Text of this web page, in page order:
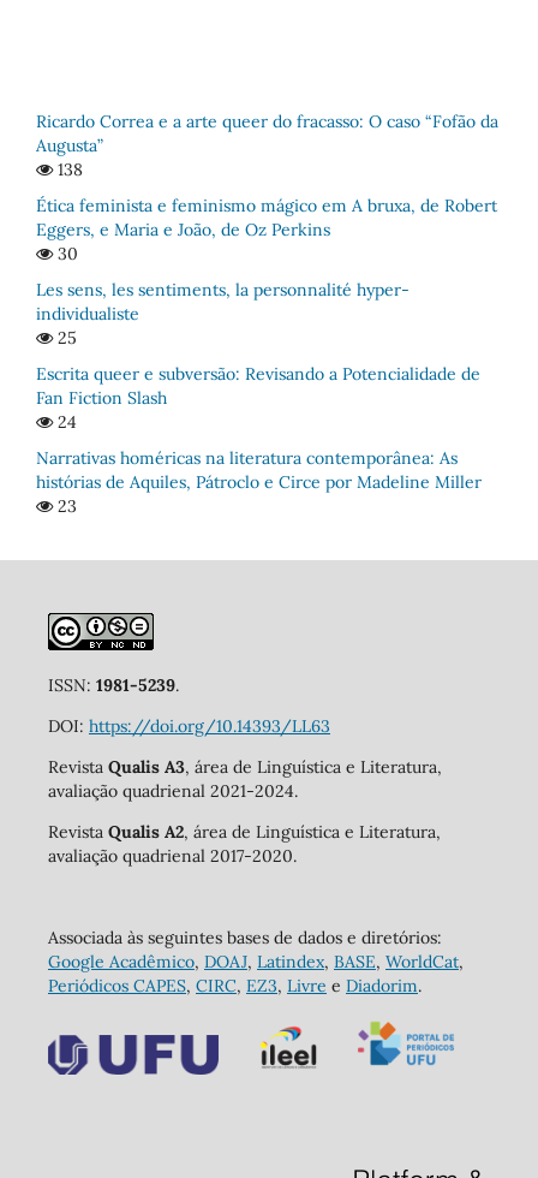
Ricardo Correa e a arte queer do fracasso: O caso “Fofão da
Augusta”
138
Ética feminista e feminismo mágico em A bruxa, de Robert
Eggers, e Maria e João, de Oz Perkins
30
Les sens, les sentiments, la personnalité hyper-
individualiste
25
Escrita queer e subversão: Revisando a Potencialidade de
Fan Fiction Slash
24
Narrativas homéricas na literatura contemporânea: As
histórias de Aquiles, Pátroclo e Circe por Madeline Miller
23
ISSN: 1981-5239.
DOI: https://doi.org/10.14393/LL63
Revista Qualis A3, área de Linguística e Literatura,
avaliação quadrienal 2021-2024.
Revista Qualis A2, área de Linguística e Literatura,
avaliação quadrienal 2017-2020.
Associada às seguintes bases de dados e diretórios:
Google Acadêmico, DOAJ, Latindex, BASE, WorldCat,
Periódicos CAPES, CIRC, EZ3, Livre e Diadorim.